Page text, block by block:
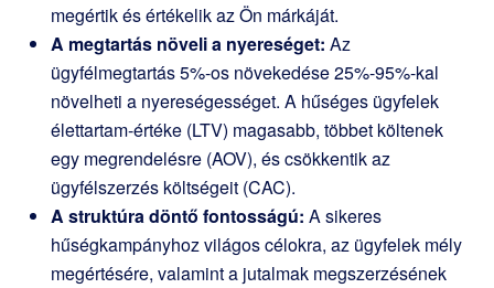
megértik és értékelik az Ön márkáját.
A megtartás növeli a nyereséget: Az
ügyfélmegtartás 5%-os növekedése 25%-95%-kal
növelheti a nyereségességet. A hűséges ügyfelek
élettartam-értéke (LTV) magasabb, többet költenek
egy megrendelésre (AOV), és csökkentik az
ügyfélszerzés költségeit (CAC).
A struktúra döntő fontosságú: A sikeres
hűségkampányhoz világos célokra, az ügyfelek mély
megértésére, valamint a jutalmak megszerzésének